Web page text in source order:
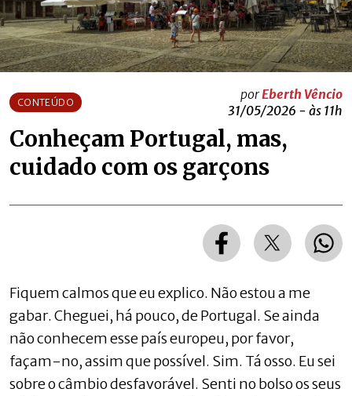
CONTEÚDO
porEberth Vêncio
31/05/2026 - às 11h
Conheçam Portugal, mas,
cuidado com os garçons
Fiquem calmos que eu explico. Não estou a me
gabar. Cheguei, há pouco, de Portugal. Se ainda
não conhecem esse país europeu, por favor,
façam-no, assim que possível. Sim. Tá osso. Eu sei
sobre o câmbio desfavorável. Senti no bolso os seus